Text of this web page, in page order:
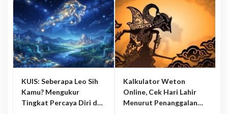
KUIS: Seberapa Leo Sih
Kamu? Mengukur
Tingkat Percaya Diri dan
Kalkulator Weton
Online, Cek Hari Lahir
Menurut Penanggalan